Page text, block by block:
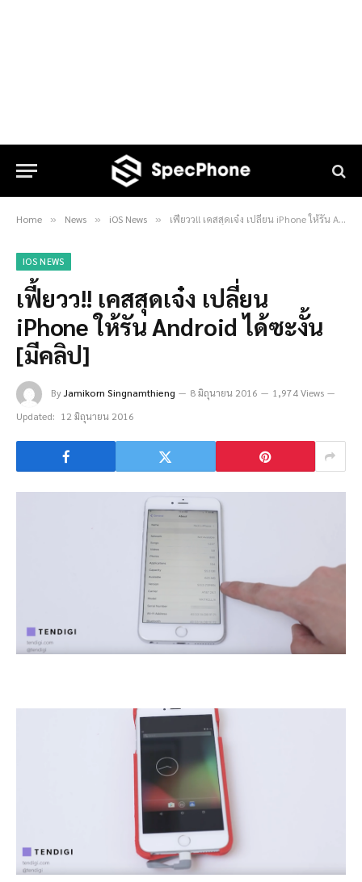
Home » News » iOS News » เฟี้ยวว!! เคสสุดเจ๋ง เปลี่ยน iPhone ให้รัน Android ได้ซะงั้น [มีคลิป]
IOS NEWS
เฟี้ยวว!! เคสสุดเจ๋ง เปลี่ยน
iPhone ให้รัน Android ได้ซะงั้น
[มีคลิป]
ByJamikorn Singnamthieng 8 มิถุนายน 2016
1,974 Views
Updated: 12 มิถุนายน 2016